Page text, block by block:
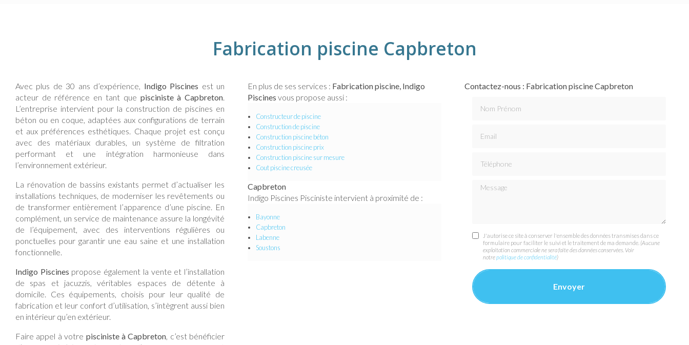
Fabrication piscine Capbreton
Avec plus de 30 ans d’expérience, Indigo Piscines est un
acteur de référence en tant que pisciniste à Capbreton.
L’entreprise intervient pour la construction de piscines en
béton ou en coque, adaptées aux configurations de terrain
et aux préférences esthétiques. Chaque projet est conçu
avec des matériaux durables, un système de filtration
performant et une intégration harmonieuse dans
l’environnement extérieur.
La rénovation de bassins existants permet d’actualiser les
installations techniques, de moderniser les revêtements ou
de transformer entièrement l’apparence d’une piscine. En
complément, un service de maintenance assure la longévité
de l’équipement, avec des interventions régulières ou
ponctuelles pour garantir une eau saine et une installation
fonctionnelle.
Indigo Piscines propose également la vente et l’installation
de spas et jacuzzis, véritables espaces de détente à
domicile. Ces équipements, choisis pour leur qualité de
fabrication et leur confort d’utilisation, s’intègrent aussi bien
en intérieur qu’en extérieur.
Faire appel à votre pisciniste à Capbreton, c’est bénéficier
En plus de ses services : Fabrication piscine, Indigo
Piscines vous propose aussi :
Constructeur de piscine
Construction de piscine
Construction piscine béton
Construction piscine prix
Construction piscine sur mesure
Cout piscine creusée
Capbreton
Indigo Piscines Pisciniste intervient à proximité de :
Bayonne
Capbreton
Labenne
Soustons
Contactez-nous : Fabrication piscine Capbreton
Message
J'autorise ce site à conserver l'ensemble des données transmises dans ce
formulaire pour faciliter le suivi et le traitement de ma demande. (Aucune
exploitation commerciale ne sera faite des données conservées. Voir
notrepolitique de confidentialité)